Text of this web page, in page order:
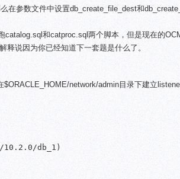
在参数文件中设置db_create_file_dest和
catalog.sql和catproc.sql两个脚本，但是现在的
释说因为你已经知道下一套题是什么了。
$ORACLE_HOME/network/admin目录下建立
10.2.0/db_1)